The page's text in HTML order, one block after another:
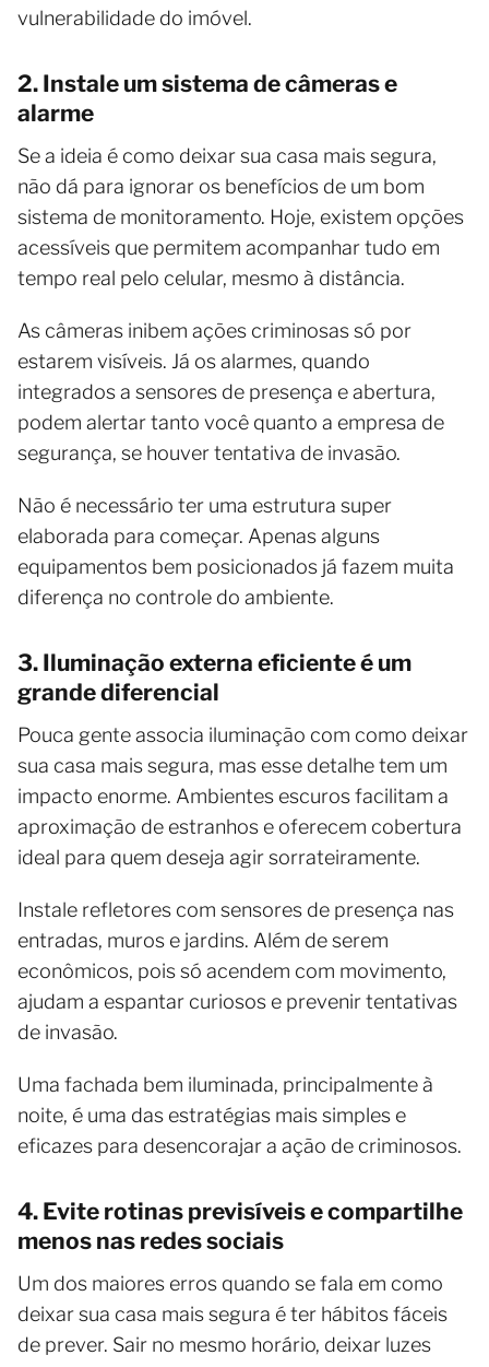
vulnerabilidade do imóvel.
2. Instale um sistema de câmeras e
alarme
Se a ideia é como deixar sua casa mais segura,
não dá para ignorar os benefícios de um bom
sistema de monitoramento. Hoje, existem opções
acessíveis que permitem acompanhar tudo em
tempo real pelo celular, mesmo à distância.
As câmeras inibem ações criminosas só por
estarem visíveis. Já os alarmes, quando
integrados a sensores de presença e abertura,
podem alertar tanto você quanto a empresa de
segurança, se houver tentativa de invasão.
Não é necessário ter uma estrutura super
elaborada para começar. Apenas alguns
equipamentos bem posicionados já fazem muita
diferença no controle do ambiente.
3. Iluminação externa eficiente é um
grande diferencial
Pouca gente associa iluminação com como deixar
sua casa mais segura, mas esse detalhe tem um
impacto enorme. Ambientes escuros facilitam a
aproximação de estranhos e oferecem cobertura
ideal para quem deseja agir sorrateiramente.
Instale refletores com sensores de presença nas
entradas, muros e jardins. Além de serem
econômicos, pois só acendem com movimento,
ajudam a espantar curiosos e prevenir tentativas
de invasão.
Uma fachada bem iluminada, principalmente à
noite, é uma das estratégias mais simples e
eficazes para desencorajar a ação de criminosos.
4. Evite rotinas previsíveis e compartilhe
menos nas redes sociais
Um dos maiores erros quando se fala em como
deixar sua casa mais segura é ter hábitos fáceis
de prever. Sair no mesmo horário, deixar luzes